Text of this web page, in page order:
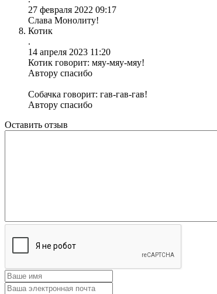
27 февраля 2022 09:17
Слава Монолиту!
Котик
.
14 апреля 2023 11:20
Котик говорит: мяу-мяу-мяу!
Автору спасибо
Собачка говорит: гав-гав-гав!
Автору спасибо
Оставить отзыв